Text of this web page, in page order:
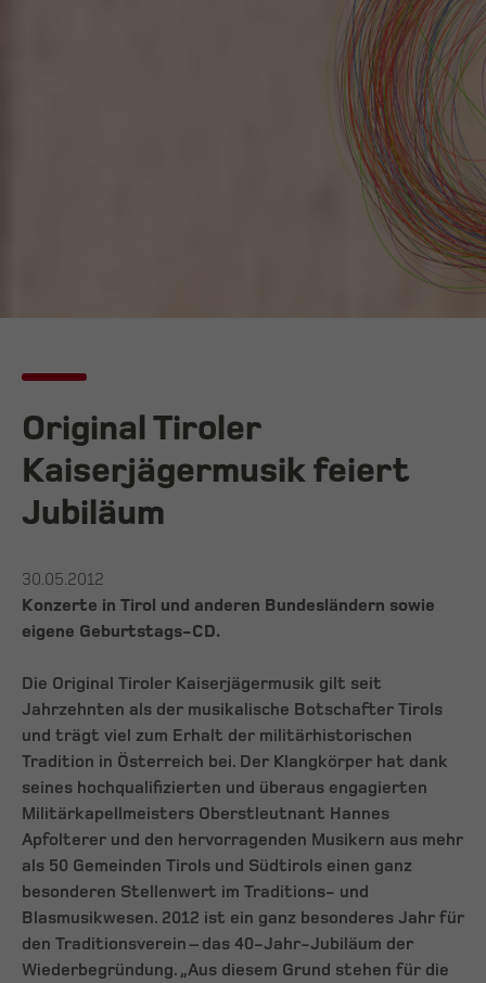
Original Tiroler
Kaiserjägermusik feiert
Jubiläum
30.05.2012
Konzerte in Tirol und anderen Bundesländern sowie
eigene Geburtstags-CD.
Die Original Tiroler Kaiserjägermusik gilt seit
Jahrzehnten als der musikalische Botschafter Tirols
und trägt viel zum Erhalt der militärhistorischen
Tradition in Österreich bei. Der Klangkörper hat dank
seines hochqualifizierten und überaus engagierten
Militärkapellmeisters Oberstleutnant Hannes
Apfolterer und den hervorragenden Musikern aus mehr
als 50 Gemeinden Tirols und Südtirols einen ganz
besonderen Stellenwert im Traditions- und
Blasmusikwesen. 2012 ist ein ganz besonderes Jahr für
den Traditionsverein – das 40-Jahr-Jubiläum der
Wiederbegründung. „Aus diesem Grund stehen für die